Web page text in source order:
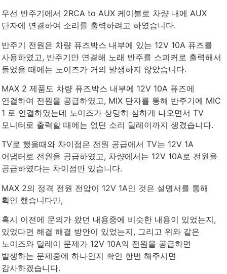
우선 반주기에서 2RCA to AUX 케이블로 차량 내에 AUX
단자에 연결하여 소리를 출력하려고 하였습니다.
반주기 전원은 차량 퓨즈박스 내부에 있는 12V 10A 퓨즈를
사용하였고, 반주기만 연결해 노래 반주를 스피커로 출력해서
들었을 때에는 노이즈가 거의 발생하지 않았습니다.
MAX 2 제품도 차량 퓨즈박스 내부에 12V 10A 퓨즈에
연결하여 전원을 공급하였고, MIX 단자를 통해 반주기에 MIC
1 로 연결하였는데 노이즈가 상당히 심하게 나오면서 TV
모니터로 출력할 때에는 없던 소리 딜레이까지 생겼습니다.
TV로 했을때와 차이점은 전원 공급에서 TV는 12V 1A
어댑터로 전원을 공급하였고, 차량에서는 12V 10A로 전원을
공급하였다는 차이점만 있습니다.
MAX 2의 정격 전원 전압이 12V 1A인 것은 설명서를 통해
확인 했습니다만,
혹시 이전에 문의가 왔던 내용중에 비슷한 내용이 있었는지,
있었다면 해결 해결 방안이 있었는지, 그리고 위와 같은
노이즈와 딜레이 문제가 12V 10A의 전원을 공급하면
발생하는 문제중에 하나인지 확인 한번 해주시면
감사하겠습니다.